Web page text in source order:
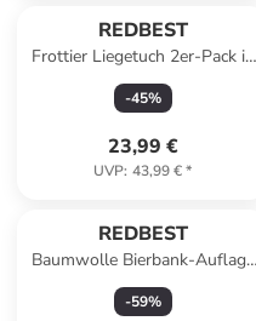
REDBEST
Frottier Liegetuch 2er-Pack in
bunt
-45%
23,99 €
UVP: 43,99 €*
REDBEST
Baumwolle Bierbank-Auflage
2er-Pack Seattle in beige
-59%